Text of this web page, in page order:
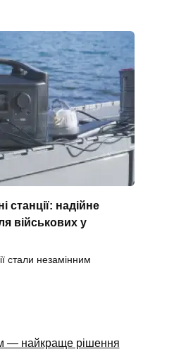
станції: надійне
військових у
стали незамінним